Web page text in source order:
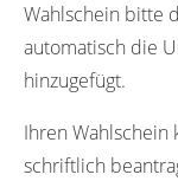
Wahlschein bitte
automatisch die
hinzugefügt.
Ihren
schriftlich